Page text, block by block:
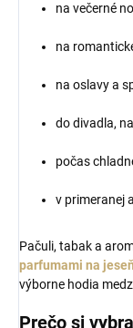
na večerné
na
na oslavy a
do divadla,
počas
v primeranej
Pačuli, tabak a
parfumami na jeseň
výborne hodia
Prečo si